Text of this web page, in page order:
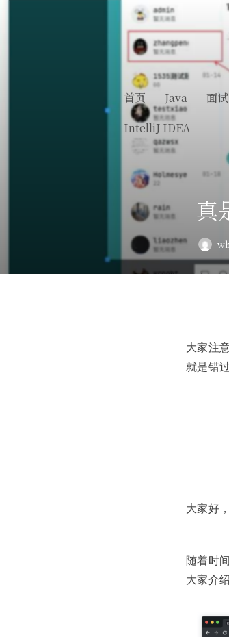
首页 Java 面试
IntelliJ IDEA
真
大家注
就是错
大家好
随着时
大家介